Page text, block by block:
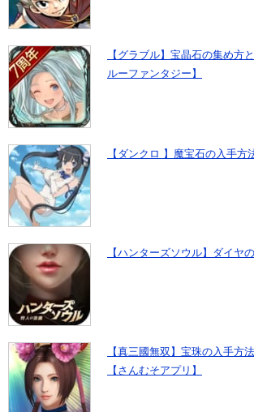
【グラブル】宝晶石の集め方
ルーファンタジー】
【ダンクロ 】魔宝石の入手方
【ハンターズソウル】ダイヤ
【真三國無双】宝珠の入手方
【さんむそアプリ】